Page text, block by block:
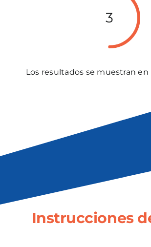
3
Los resultados se muestran en
Instrucciones